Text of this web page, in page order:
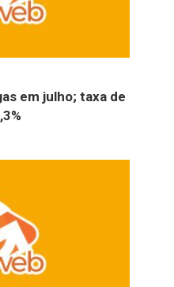
em julho; taxa de